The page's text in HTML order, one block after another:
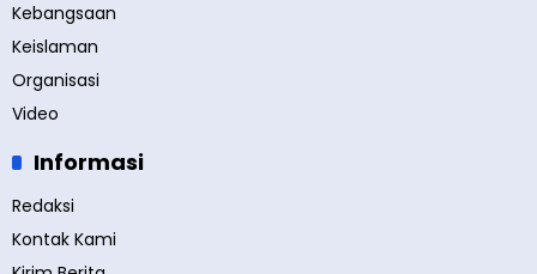
Kebangsaan
Keislaman
Organisasi
Video
Informasi
Redaksi
Kontak Kami